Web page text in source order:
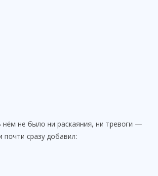
не было ни раскаяния, ни тревоги —
сразу добавил: